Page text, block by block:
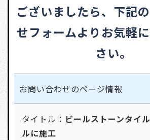
ございましたら、 下記
せフォームよりお気軽
さい。
お問い合わせのページ情報
タイトル： ビールストーンタイ
ルに施工